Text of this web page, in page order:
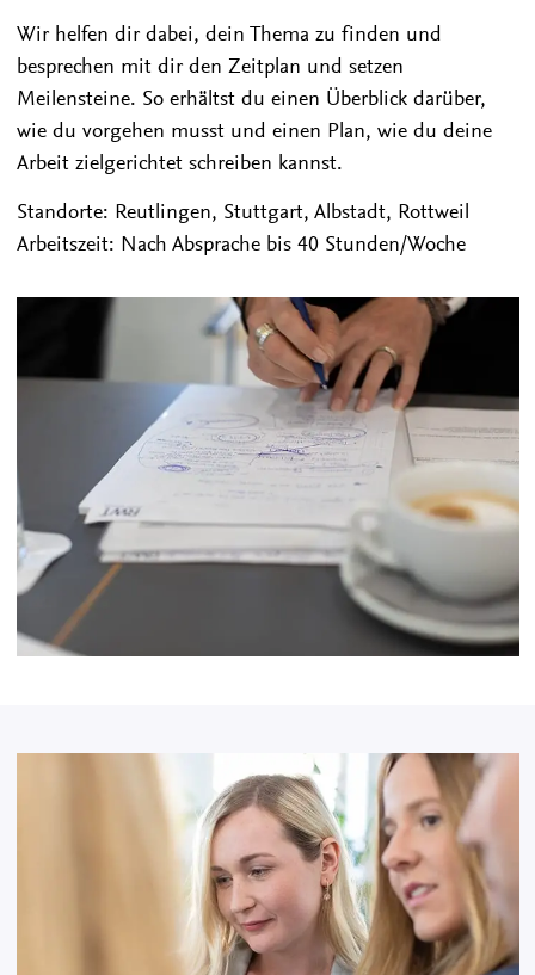
Wir helfen dir dabei, dein Thema zu finden und
besprechen mit dir den Zeitplan und setzen
Meilensteine. So erhältst du einen Überblick darüber,
wie du vorgehen musst und einen Plan, wie du deine
Arbeit zielgerichtet schreiben kannst.
Standorte: Reutlingen, Stuttgart, Albstadt, Rottweil
Arbeitszeit: Nach Absprache bis 40 Stunden/Woche